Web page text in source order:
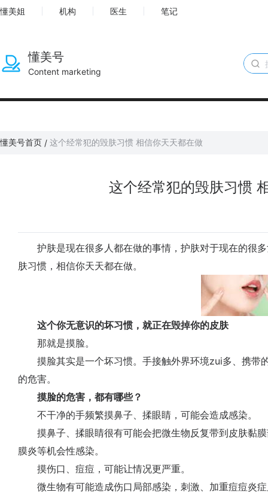
懂美姐 机构 医生 笔记
懂美号
Content marketing
懂美号首页 / 这个经常犯的毁肤习惯 相信你天天都在做
这个经常犯的毁肤习惯
护肤是现在很多人都在做的事情，护肤对于现在的很多
肤习惯，相信你天天都在做。
这个你无意识的坏习惯，就正在毁掉你的皮肤
那就是摸脸。
摸脸其实是一个坏习惯。手接触外界环境zui多、携带
的危害。
摸脸的危害，都有哪些？
不干净的手频繁摸鼻子、揉眼睛，可能会造成感染。
摸鼻子、揉眼睛很有可能会把微生物反复带到皮肤黏膜
膜炎等机会性感染。
摸伤口、痘痘，可能让情况更严重。
微生物有可能造成伤口局部感染，刺激、加重痘痘炎症